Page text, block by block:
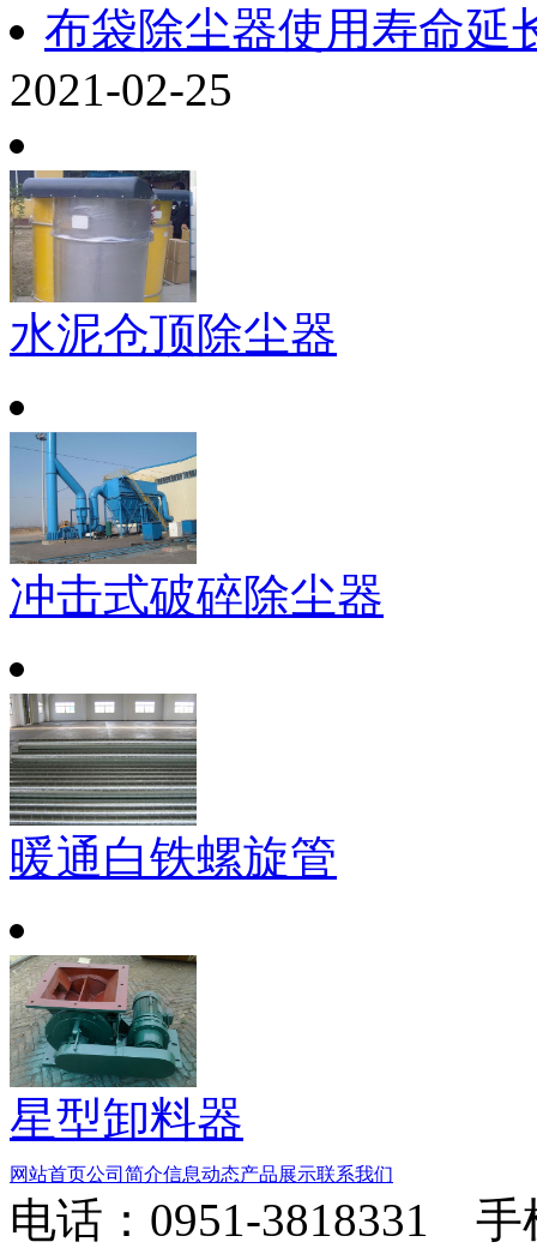
布袋除尘器使用寿命延
2021-02-25
水泥仓顶除尘器
冲击式破碎除尘器
暖通白铁螺旋管
星型卸料器
网站首页公司简介信息动态产品展示联系我们
电话：0951-3818331 手